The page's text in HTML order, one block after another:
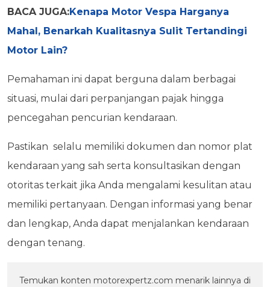
BACA JUGA:Kenapa Motor Vespa Harganya
Mahal, Benarkah Kualitasnya Sulit Tertandingi
Motor Lain?
Pemahaman ini dapat berguna dalam berbagai
situasi, mulai dari perpanjangan pajak hingga
pencegahan pencurian kendaraan.
Pastikan selalu memiliki dokumen dan nomor plat
kendaraan yang sah serta konsultasikan dengan
otoritas terkait jika Anda mengalami kesulitan atau
memiliki pertanyaan. Dengan informasi yang benar
dan lengkap, Anda dapat menjalankan kendaraan
dengan tenang.
Temukan konten motorexpertz.com menarik lainnya di